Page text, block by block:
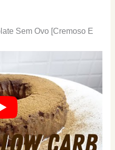
Sem Ovo [Cremoso E